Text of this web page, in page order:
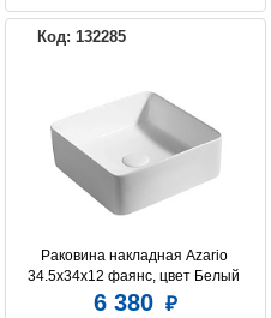
Код: 132285
Раковина накладная Azario
34.5х34х12 фаянс, цвет Белый
(AZ41314)
6 380